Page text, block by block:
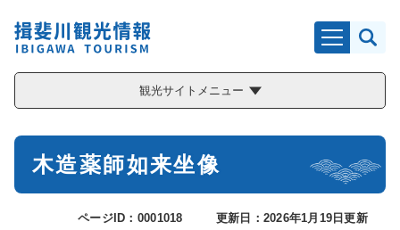
観光サイトメニュー
本
木造薬師如来坐像
ページID：0001018 更新日：2026年1月19日更新